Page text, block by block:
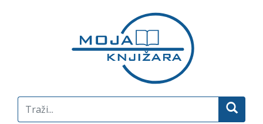
Search
for: